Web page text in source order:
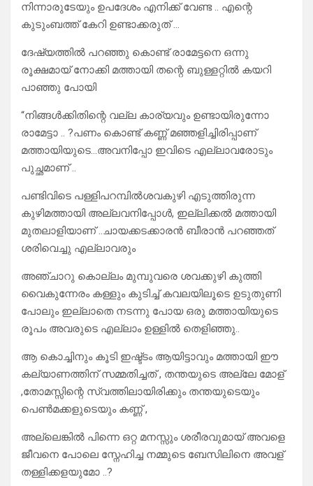
നിന്നാരുടേയും ഉപദേശം എനിക്ക് വേണ്ട .. എന്റെ
കുടുംബത്ത് കേറി ഉണ്ടാക്കരുത് …
ദേഷ്യത്തിൽ പറഞ്ഞു കൊണ്ട് രാമേട്ടനെ ഒന്നു
രൂക്ഷമായ് നോക്കി മത്തായി തന്റെ ബുള്ളറ്റിൽ കയറി
പാഞ്ഞു പോയി
“നിങ്ങൾക്കിതിന്റെ വല്ല കാര്യവും ഉണ്ടായിരുന്നോ
രാമേട്ടാ .. ?പണം കൊണ്ട് കണ്ണ് മഞ്ഞളിച്ചിരിപ്പാണ്
മത്തായിയുടെ…അവനിപ്പോ ഇവിടെ എല്ലാവരോടും
പുച്ഛമാണ് ..
പണ്ടിവിടെ പള്ളിപറമ്പിൽശവകുഴി എടുത്തിരുന്ന
കുഴിമത്തായി അല്ലവനിപ്പോൾ, ഇല്ലിക്കൽ മത്തായി
മുതലാളിയാണ് ..ചായക്കടക്കാരൻ ബീരാൻ പറഞ്ഞത്
ശരിവെച്ചു എല്ലാവരും
അഞ്ചാറു കൊല്ലം മുമ്പുവരെ ശവക്കുഴി കുത്തി
വൈകുന്നേരം കള്ളും കുടിച്ച് കവലയിലൂടെ ഉടുതുണി
പോലും ഇല്ലാതെ നടന്നു പോയ ഒരു മത്തായിയുടെ
രൂപം അവരുടെ എല്ലാം ഉള്ളിൽ തെളിഞ്ഞു..
ആ കൊച്ചിനും കൂടി ഇഷ്ട്ടം ആയിട്ടാവും മത്തായി ഈ
കല്യാണത്തിന് സമ്മതിച്ചത് , തന്തയുടെ അല്ലേ മോള്
,തോമസ്സിന്റെ സ്വത്തിലായിരിക്കും തന്തയുടെയും
പെൺമക്കളുടെയും കണ്ണ് ,
അല്ലെങ്കിൽ പിന്നെ ഒറ്റ മനസ്സും ശരീരവുമായ് അവളെ
ജീവനെ പോലെ സ്നേഹിച്ച നമ്മുടെ ബേസിലിനെ അവള്
തള്ളിക്കളയുമോ ..?